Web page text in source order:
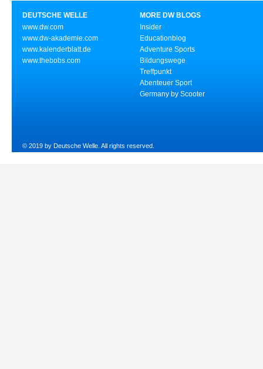
DEUTSCHE WELLE
www.dw.com
www.dw-akademie.com
www.kalenderblatt.de
www.thebobs.com
MORE DW BLOGS
Insider
Educationblog
Adventure Sports
Bildungswege
Treffpunkt
Abenteuer Sport
Germany by Scooter
© 2019 by Deutsche Welle. All rights reserved.